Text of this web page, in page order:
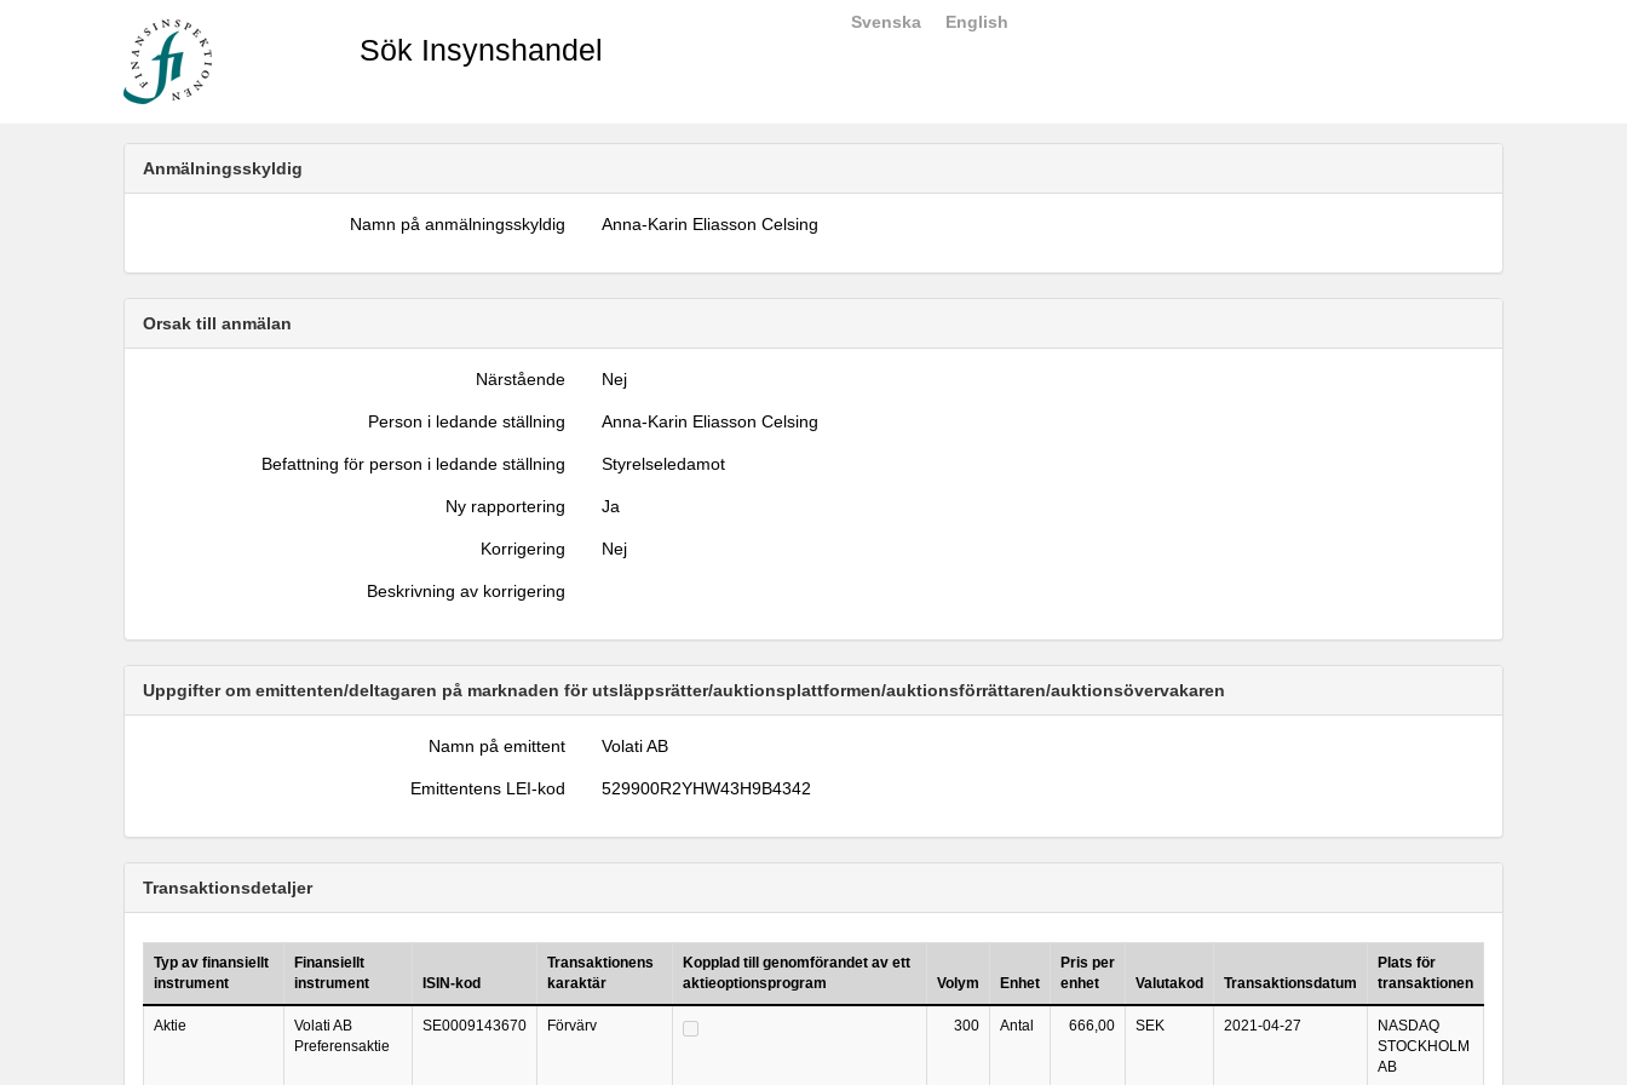
Sök Insynshandel
Svenska English
Anmälningsskyldig
Namn på anmälningsskyldig Anna-Karin Eliasson Celsing
Orsak till anmälan
Närstående Nej
Person i ledande ställning Anna-Karin Eliasson Celsing
Befattning för person i ledande ställning Styrelseledamot
Ny rapportering Ja
Korrigering Nej
Beskrivning av korrigering
Uppgifter om emittenten/deltagaren på marknaden för utsläppsrätter/auktionsplattformen/auktionsförrättaren/auktionsövervakaren
Namn på emittent Volati AB
Emittentens LEI-kod 529900R2YHW43H9B4342
Transaktionsdetaljer
Typ av finansiellt
instrument
Finansiellt
instrument
ISIN-kod
Transaktionens
karaktär
Kopplad till genomförandet av ett
aktieoptionsprogram
Volym Enhet
Pris per
enhet
Valutakod Transaktionsdatum
Plats för
transaktionen
Aktie
Volati AB
Preferensaktie
SE0009143670 Förvärv 300 Antal 666,00 SEK 2021-04-27
NASDAQ
STOCKHOLM
AB